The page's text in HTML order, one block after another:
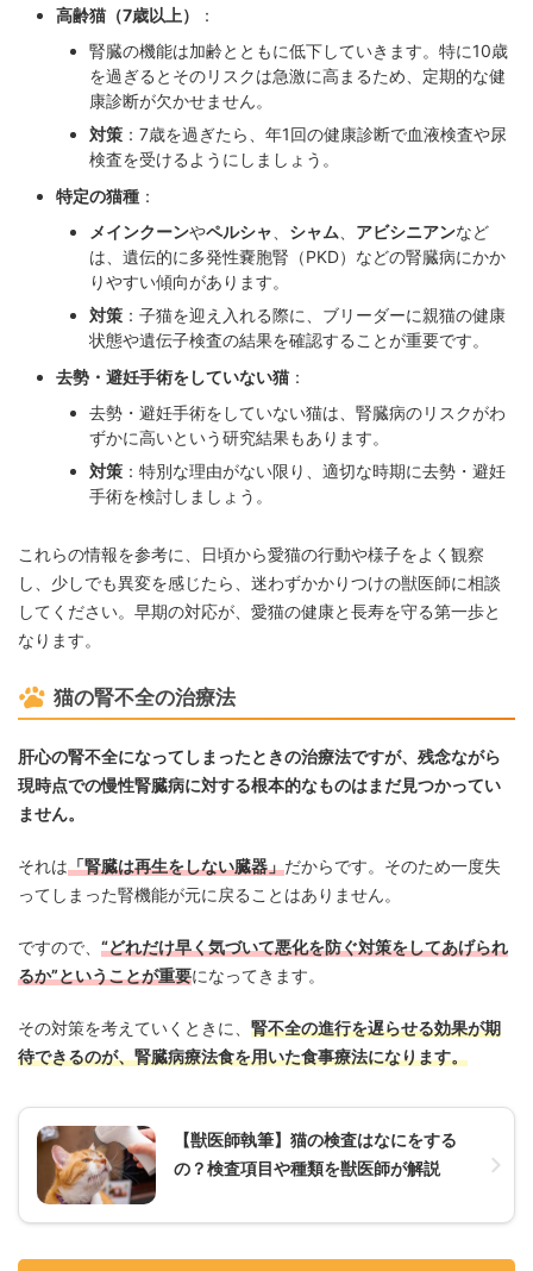
高齢猫（7歳以上）
：
腎臓の機能は加齢とともに低下していきます。特に10歳
を過ぎるとそのリスクは急激に高まるため、定期的な健
康診断が欠かせません。
対策 ：7歳を過ぎたら、年1回の健康診断で血液検査や尿
検査を受けるようにしましょう。
特定の猫種 ：
メインクーンやペルシャ シャム アビシニアンなど
は、遺伝的に多発性嚢胞腎（PKD）などの腎臓病にかか
りやすい傾向があります。
対策 ：子猫を迎え入れる際に、ブリーダーに親猫の健康
状態や遺伝子検査の結果を確認することが重要です。
去勢・避妊手術をしていない猫 ：
去勢・避妊手術をしていない猫は、腎臓病のリスクがわ
ずかに高いという研究結果もあります。
対策 ：特別な理由がない限り、適切な時期に去勢・避妊
手術を検討しましょう。
これらの情報を参考に、日頃から愛猫の行動や様子をよく観察
し、少しでも異変を感じたら、迷わずかかりつけの獣医師に相談
してください。早期の対応が、愛猫の健康と長寿を守る第一歩と
なります。
猫の腎不全の治療法
肝心の腎不全になってしまったときの治療法ですが、残念ながら
現時点での慢性腎臓病に対する根本的なものはまだ見つかってい
ません。
それは「腎臓は再生をしない臓器」だからです。そのため一度失
ってしまった腎機能が元に戻ることはありません。
ですので、 “どれだけ早く気づいて悪化を防ぐ対策をしてあげられ
るか”ということが重要になってきます。
その対策を考えていくときに、 腎不全の進行を遅らせる効果が期
待できるのが、腎臓病療法食を用いた食事療法になります。
【獣医師執筆】猫の検査はなにをする
の？検査項目や種類を獣医師が解説